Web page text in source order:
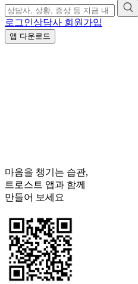
로그인상담사 회원가입
앱 다운로드
마음을 챙기는 습관,
트로스트 앱과 함께
만들어 보세요